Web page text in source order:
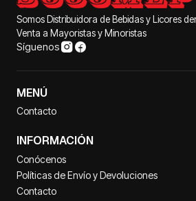
Somos Distribuidora de Bebidas y Licores
Venta a Mayoristas y Minoristas
Síguenos
MENÚ
Contacto
INFORMACIÓN
Conócenos
Políticas de Envío y Devoluciones
Contacto